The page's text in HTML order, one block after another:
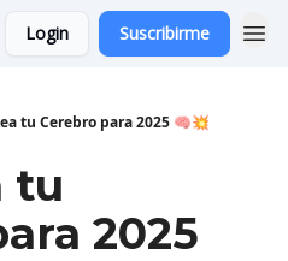
Login Suscribirme
tu Cerebro para 2025 🧠💥
tu
2025